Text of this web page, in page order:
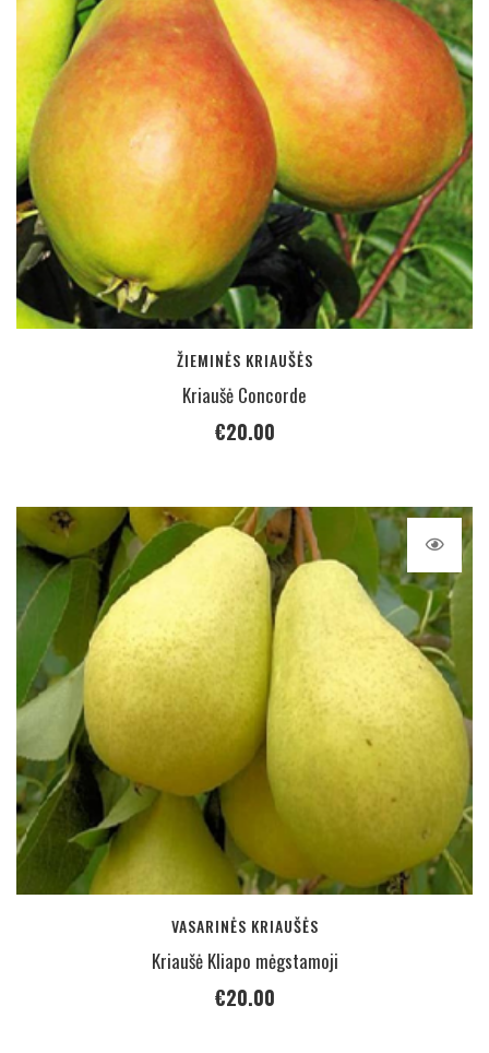
ŽIEMINĖS KRIAUŠĖS
Kriaušė Concorde
€20.00
VASARINĖS KRIAUŠĖS
Kriaušė Kliapo mėgstamoji
€20.00